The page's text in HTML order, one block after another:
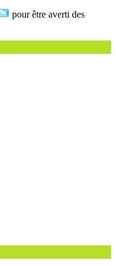
pour être averti des